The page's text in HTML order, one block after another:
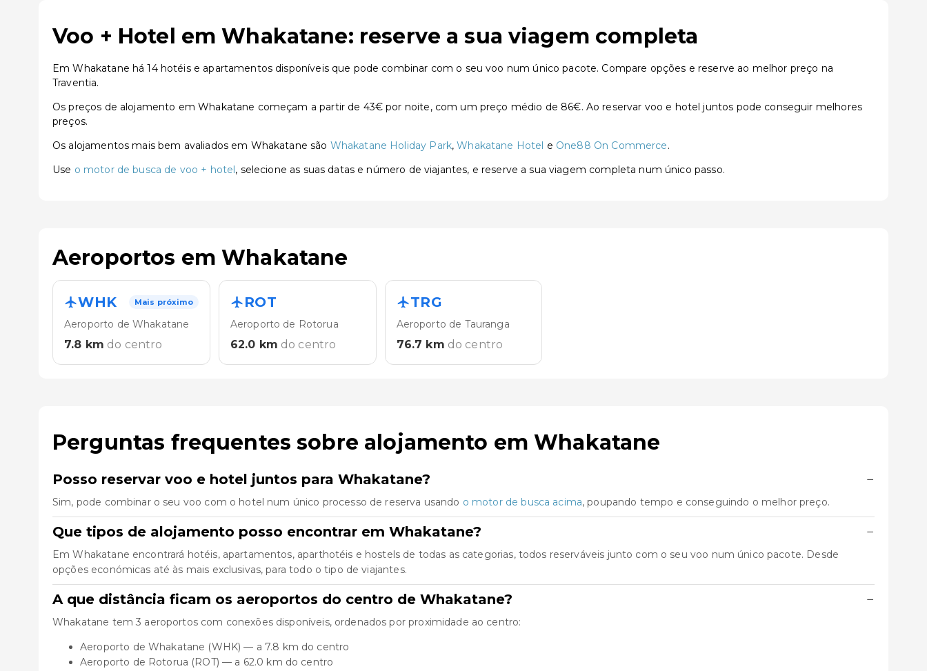
Voo + Hotel em Whakatane: reserve a sua viagem completa
Em Whakatane há 14 hotéis e apartamentos disponíveis que pode combinar com o seu voo num único pacote. Compare opções e reserve ao melhor preço na
Traventia.
Os preços de alojamento em Whakatane começam a partir de 43€ por noite, com um preço médio de 86€. Ao reservar voo e hotel juntos pode conseguir melhores
preços.
Os alojamentos mais bem avaliados em Whakatane são Whakatane Holiday Park,Whakatane Hotel e One88 On Commerce.
Use o motor de busca de voo + hotel, selecione as suas datas e número de viajantes, e reserve a sua viagem completa num único passo.
Aeroportos em Whakatane
WHK Mais próximo
Aeroporto de Whakatane
7.8 km do centro
ROT
Aeroporto de Rotorua
62.0 km do centro
TRG
Aeroporto de Tauranga
76.7 km do centro
Perguntas frequentes sobre alojamento em Whakatane
Posso reservar voo e hotel juntos para Whakatane? −
Sim, pode combinar o seu voo com o hotel num único processo de reserva usando o motor de busca acima, poupando tempo e conseguindo o melhor preço.
Que tipos de alojamento posso encontrar em Whakatane? −
Em Whakatane encontrará hotéis, apartamentos, aparthotéis e hostels de todas as categorias, todos reserváveis junto com o seu voo num único pacote. Desde
opções económicas até às mais exclusivas, para todo o tipo de viajantes.
A que distância ficam os aeroportos do centro de Whakatane? −
Whakatane tem 3 aeroportos com conexões disponíveis, ordenados por proximidade ao centro:
Aeroporto de Whakatane (WHK) — a 7.8 km do centro
Aeroporto de Rotorua (ROT) — a 62.0 km do centro